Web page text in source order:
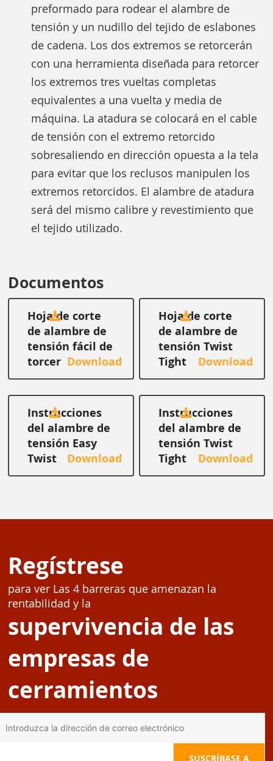
preformado para rodear el alambre de
tensión y un nudillo del tejido de eslabones
de cadena. Los dos extremos se retorcerán
con una herramienta diseñada para retorcer
los extremos tres vueltas completas
equivalentes a una vuelta y media de
máquina. La atadura se colocará en el cable
de tensión con el extremo retorcido
sobresaliendo en dirección opuesta a la tela
para evitar que los reclusos manipulen los
extremos retorcidos. El alambre de atadura
será del mismo calibre y revestimiento que
el tejido utilizado.
Documentos
Hoja de corte
de alambre de
tensión fácil de
torcer
Hoja de corte
de alambre de
tensión Twist
Tight
Instrucciones
del alambre de
tensión Easy
Twist
Instrucciones
del alambre de
tensión Twist
Tight
Regístrese
para ver Las 4 barreras que amenazan la
rentabilidad y la
supervivencia de las
empresas de
cerramientos